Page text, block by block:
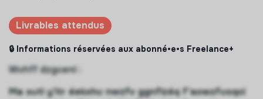
Livrables attendus
🔒 Informations réservées aux abonné•e•s Freelance+
Wvhff dzgcenl :
Ma outl y'itr éekxhu nwzfv ggnflzéq f'aowzfuoqci